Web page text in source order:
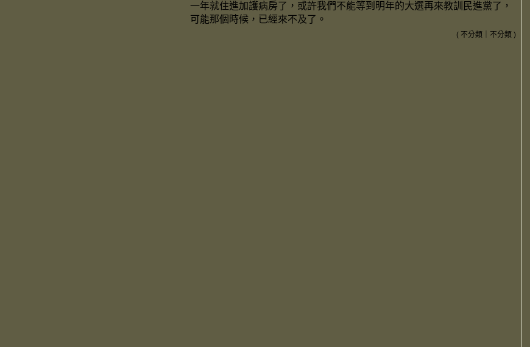
一年就住進加護病房了，或許我們不能等到明年的大選再來教訓民進黨了，
可能那個時候，已經來不及了。
( 不分類 不分類 )